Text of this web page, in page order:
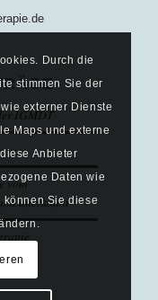
IGMDT
vom
anerkannt
21
Durch die
stimmen Sie der
externer Dienste
Maps und externe
Anbieter
Daten wie
können Sie diese